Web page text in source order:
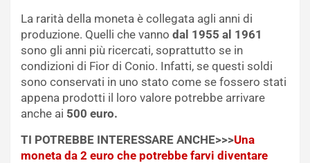
La rarità della moneta è collegata agli anni di
produzione. Quelli che vanno dal 1955 al 1961
sono gli anni più ricercati, soprattutto se in
condizioni di Fior di Conio. Infatti, se questi soldi
sono conservati in uno stato come se fossero stati
appena prodotti il loro valore potrebbe arrivare
anche ai 500 euro.
TI POTREBBE INTERESSARE ANCHE>>>Una
moneta da 2 euro che potrebbe farvi diventare